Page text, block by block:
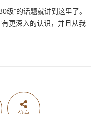
级”的话题就讲到这里了。
更深入的认识，并且从我